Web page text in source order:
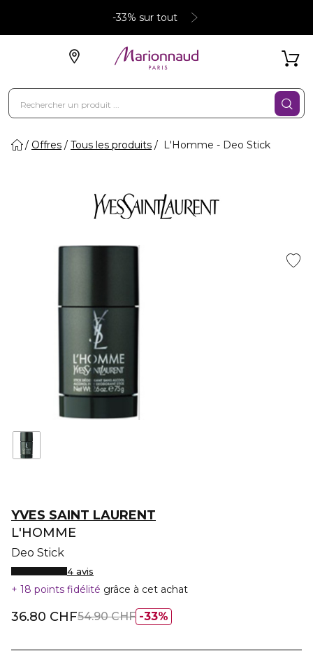
-33% sur tout
Offres Tous les produits L'Homme - Deo Stick
YVES SAINT LAURENT
L'HOMME
Deo Stick
4 avis
18 points fidélité grâce à cet achat
33%
36.80 CHF54.90 CHF